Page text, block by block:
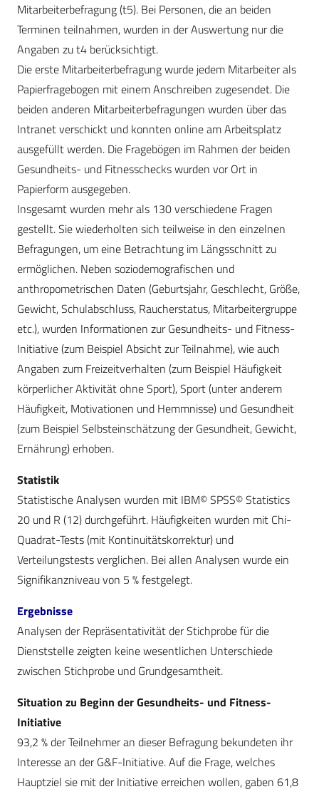
Mitarbeiterbefragung (t5). Bei Personen, die an beiden
Terminen teilnahmen, wurden in der Auswertung nur die
Angaben zu t4 berücksichtigt.
Die erste Mitarbeiterbefragung wurde jedem Mitarbeiter als
Papierfragebogen mit einem Anschreiben zugesendet. Die
beiden anderen Mitarbeiterbefragungen wurden über das
Intranet verschickt und konnten online am Arbeitsplatz
ausgefüllt werden. Die Fragebögen im Rahmen der beiden
Gesundheits- und Fitnesschecks wurden vor Ort in
Papierform ausgegeben.
Insgesamt wurden mehr als 130 verschiedene Fragen
gestellt. Sie wiederholten sich teilweise in den einzelnen
Befragungen, um eine Betrachtung im Längsschnitt zu
ermöglichen. Neben soziodemografischen und
anthropometrischen Daten (Geburtsjahr, Geschlecht, Größe,
Gewicht, Schulabschluss, Raucherstatus, Mitarbeitergruppe
etc.), wurden Informationen zur Gesundheits- und Fitness-
Initiative (zum Beispiel Absicht zur Teilnahme), wie auch
Angaben zum Freizeitverhalten (zum Beispiel Häufigkeit
körperlicher Aktivität ohne Sport), Sport (unter anderem
Häufigkeit, Motivationen und Hemmnisse) und Gesundheit
(zum Beispiel Selbsteinschätzung der Gesundheit, Gewicht,
Ernährung) erhoben.
Statistik
Statistische Analysen wurden mit IBM© SPSS© Statistics
20 und R (12) durchgeführt. Häufigkeiten wurden mit Chi-
Quadrat-Tests (mit Kontinuitätskorrektur) und
Verteilungstests verglichen. Bei allen Analysen wurde ein
Signifikanzniveau von 5 % festgelegt.
Ergebnisse
Analysen der Repräsentativität der Stichprobe für die
Dienststelle zeigten keine wesentlichen Unterschiede
zwischen Stichprobe und Grundgesamtheit.
Situation zu Beginn der Gesundheits- und ­Fitness-
Initiative
93,2 % der Teilnehmer an dieser Befragung bekundeten ihr
Interesse an der G&F-Initiative. Auf die Frage, welches
Hauptziel sie mit der Initiative erreichen wollen, gaben 61,8